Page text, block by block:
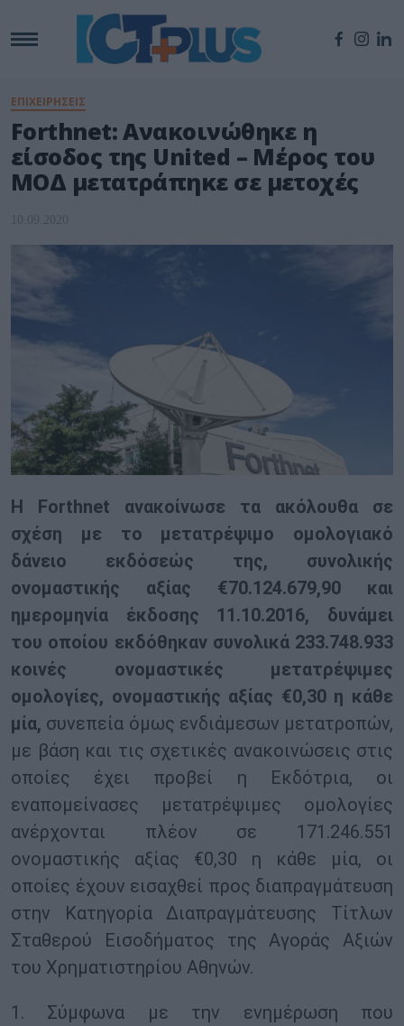
ΕΠΙΧΕΙΡΗΣΕΙΣ
Forthnet: Ανακοινώθηκε η
είσοδος της United – Μέρος του
ΜΟΔ μετατράπηκε σε μετοχές
10.09.2020
Η Forthnet ανακοίνωσε τα ακόλουθα σε
σχέση με το μετατρέψιμο ομολογιακό
δάνειο εκδόσεώς της, συνολικής
ονομαστικής αξίας €70.124.679,90 και
ημερομηνία έκδοσης 11.10.2016, δυνάμει
του οποίου εκδόθηκαν συνολικά 233.748.933
κοινές ονομαστικές μετατρέψιμες
ομολογίες, ονομαστικής αξίας €0,30 η κάθε
μία, συνεπεία όμως ενδιάμεσων μετατροπών,
με βάση και τις σχετικές ανακοινώσεις στις
οποίες έχει προβεί η Εκδότρια, οι
εναπομείνασες μετατρέψιμες ομολογίες
ανέρχονται πλέον σε 171.246.551
ονομαστικής αξίας €0,30 η κάθε μία, οι
οποίες έχουν εισαχθεί προς διαπραγμάτευση
στην Κατηγορία Διαπραγμάτευσης Τίτλων
Σταθερού Εισοδήματος της Αγοράς Αξιών
του Χρηματιστηρίου Αθηνών.
1. Σύμφωνα με την ενημέρωση που